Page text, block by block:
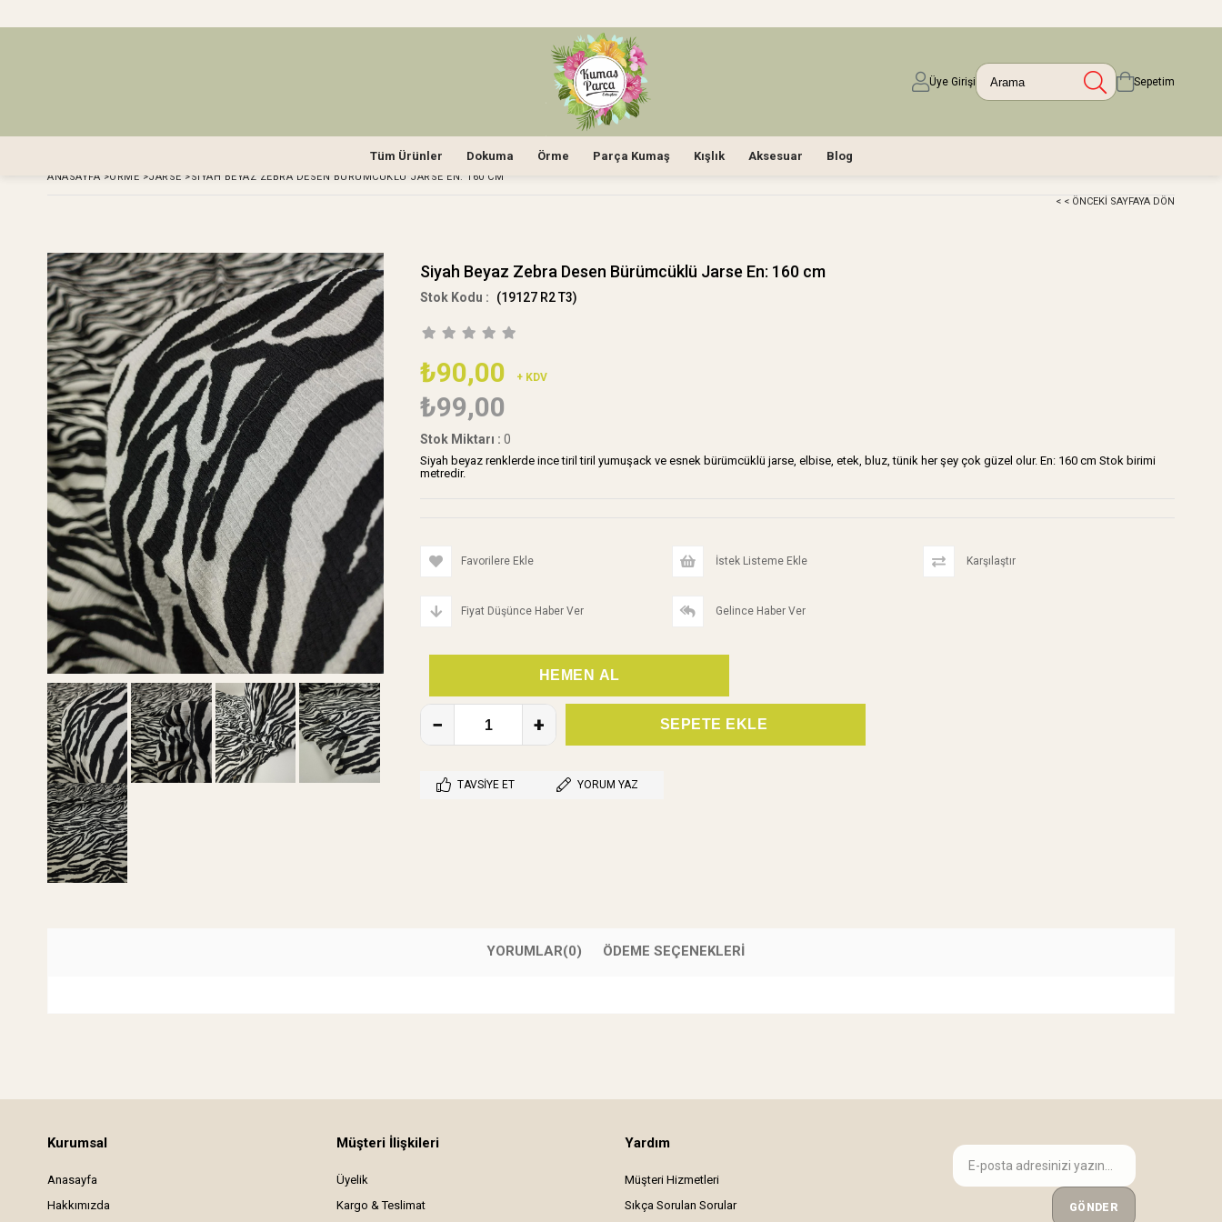
Üye Girişi Sepetim
Tüm Ürünler Dokuma Örme Parça Kumaş Kışlık Aksesuar Blog
ANASAYFA >ÖRME >JARSE >SIYAH BEYAZ ZEBRA DESEN BÜRÜMCÜKLÜ JARSE EN: 160 CM
< < ÖNCEKI SAYFAYA DÖN
Siyah Beyaz Zebra Desen Bürümcüklü Jarse En: 160 cm
(19127 R2 T3)
₺90,00 + KDV
₺99,00
Stok Miktarı : 0
Siyah beyaz renklerde ince tiril tiril yumuşack ve esnek bürümcüklü jarse, elbise, etek, bluz, tünik her şey çok güzel olur. En: 160 cm Stok birimi
metredir.
Favorilere Ekle İstek Listeme Ekle Karşılaştır
Fiyat Düşünce Haber Ver Gelince Haber Ver
TAVSIYE ET YORUM YAZ
YORUMLAR(0) ÖDEME SEÇENEKLERI
Kurumsal
Anasayfa
Hakkımızda
Müşteri İlişkileri
Üyelik
Kargo & Teslimat
Yardım
Müşteri Hizmetleri
Sıkça Sorulan Sorular
GÖNDER